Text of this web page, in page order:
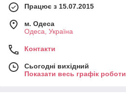
Працює з 15.07.2015
м. Одеса
Одеса, Україна
Контакти
Сьогодні вихідний
Показати весь графік роботи